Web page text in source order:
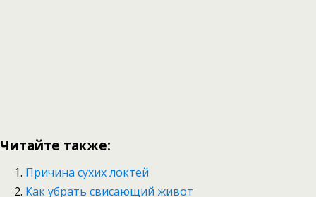
Читайте также:
Причина сухих локтей
Как убрать свисающий живот